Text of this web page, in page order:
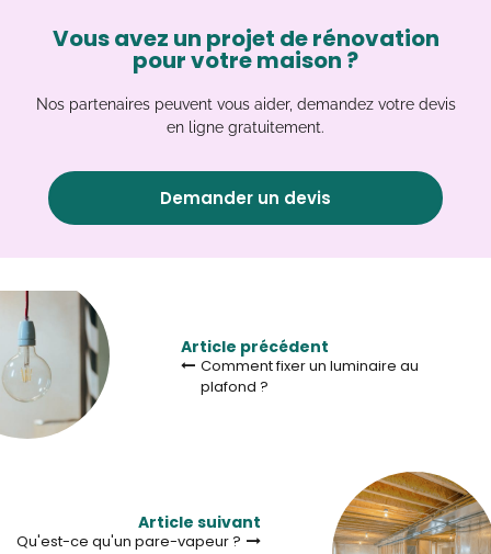
Vous avez un projet de rénovation
pour votre maison ?
Nos partenaires peuvent vous aider, demandez votre devis
en ligne gratuitement.
Demander un devis
Article précédent
Comment fixer un luminaire au
plafond ?
Article suivant
Qu'est-ce qu'un pare-vapeur ?